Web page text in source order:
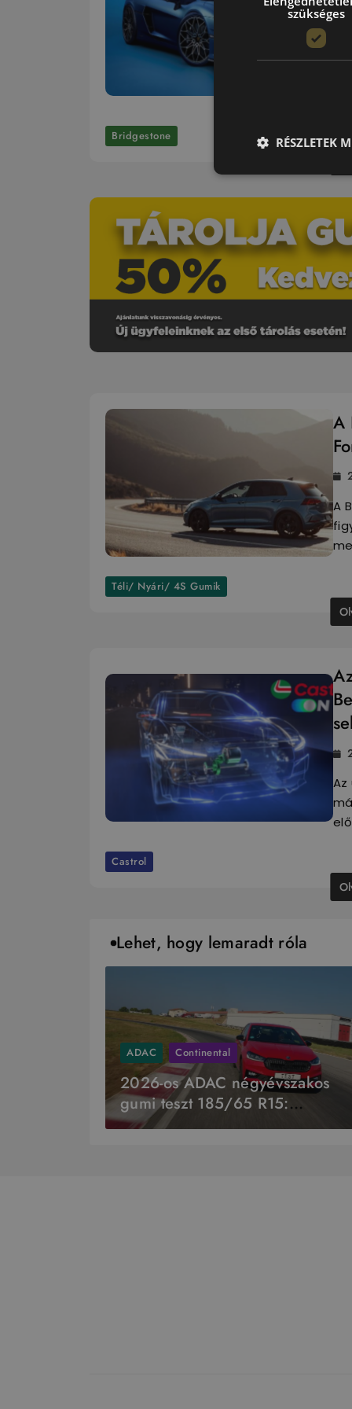
A
Bridgestone
A
A
Téli/ Nyári/ 4S Gumik
Az
Castrol
Lehet, hogy lemaradt róla
ADAC Continental
2026-os ADAC négyévszakos
gumi teszt 185/65 R15:
Continental győzelem
szükséges
RÉSZLETEK